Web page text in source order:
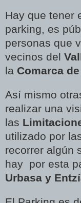
Hay que tener
parking, es
personas que
vecinos del
la Comarca
Así mismo
realizar una
las
utilizado por
recorrer algún
hay por esta
Urbasa y